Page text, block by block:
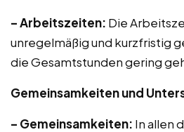
– Arbeitszeiten: Die
unregelmäßig und kurzfristig
die Gesamtstunden gering
Gemeinsamkeiten und
– Gemeinsamkeiten: In allen